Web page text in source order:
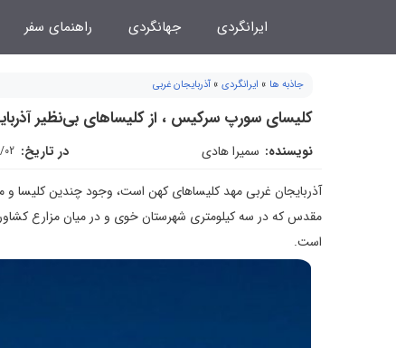
ایرانگردی جهانگردی راهنمای سفر
جاذبه ها » ایرانگردی » آذربایجان غربی
کلیسای سورپ سرکیس ، از کلیساهای بی‌نظیر
نویسنده: سمیرا هادی در تاریخ: 02
آذربایجان غربی مهد کلیساهای کهن است، وجود چندین
مقدس که در سه کیلومتری شهرستان خوی و در میان مزارع
است.